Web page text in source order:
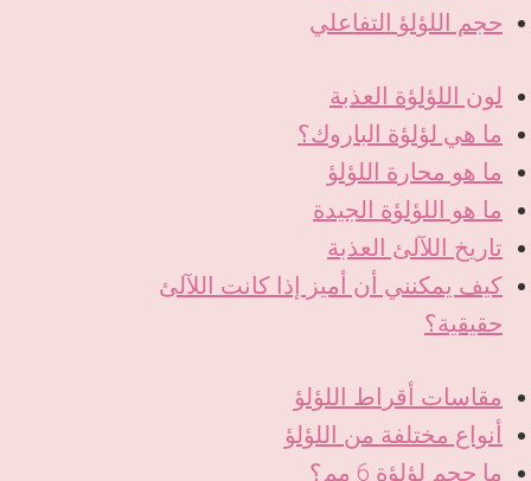
حجم اللؤلؤ التفاعلي
لون اللؤلؤة العذبة
ما هي لؤلؤة الباروك؟
ما هو محارة اللؤلؤ
ما هو اللؤلؤة الجيدة
تاريخ اللآلئ العذبة
كيف يمكنني أن أميز إذا كانت اللآلئ
حقيقية؟
مقاسات أقراط اللؤلؤ
أنواع مختلفة من اللؤلؤ
ما حجم لؤلؤة 6 مم؟